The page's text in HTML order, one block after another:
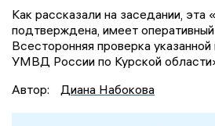
Как рассказали на заседании, эта
подтверждена, имеет
Всесторонняя проверка
УМВД России по Курской
Автор:
Диана Набокова